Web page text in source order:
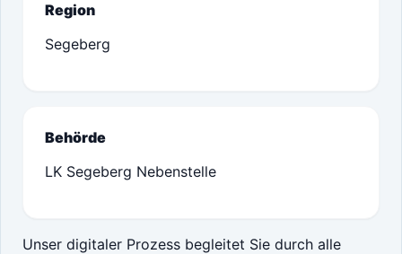
Region
Segeberg
Behörde
LK Segeberg Nebenstelle
Unser digitaler Prozess begleitet Sie durch alle